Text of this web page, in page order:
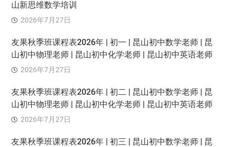
山新思维数学培训
2026年7月27日
友果秋季班课程表2026年 | 初一 | 昆山初中数学老师 | 昆
山初中物理老师 | 昆山初中化学老师 | 昆山初中英语老师
2026年7月27日
友果秋季班课程表2026年 | 初二 | 昆山初中数学老师 | 昆
山初中物理老师 | 昆山初中化学老师 | 昆山初中英语老师
2026年7月27日
友果秋季班课程表2026年 | 初三 | 昆山初中数学老师 | 昆